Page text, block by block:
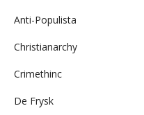
Anti-Populista
Christianarchy
Crimethinc
De Frysk